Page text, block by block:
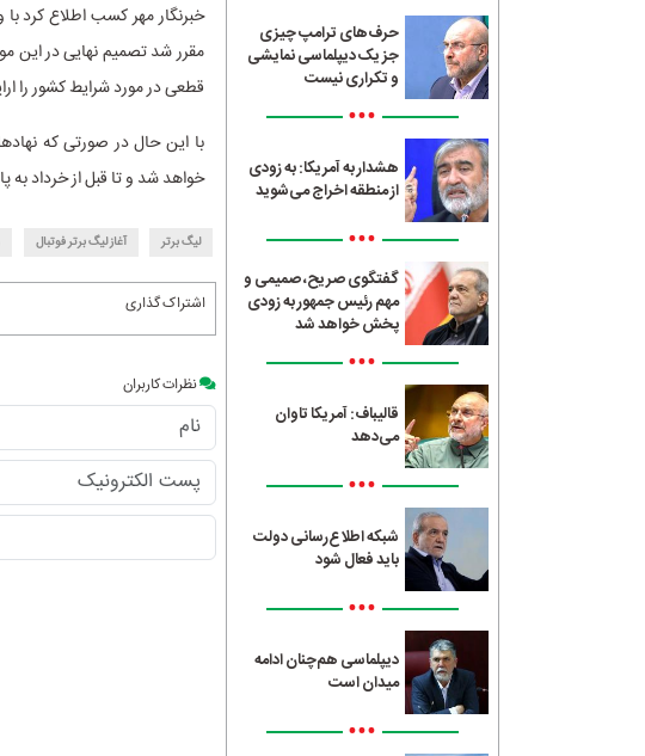
حرف‌های ترامپ چیزی
جز یک دیپلماسی نمایشی
و تکراری نیست
•••
هشدار به آمریکا: به زودی
از منطقه اخراج می‌شوید
•••
گفتگوی صریح، صمیمی و
مهم رئیس جمهور به زودی
پخش خواهد شد
•••
قالیباف: آمریکا تاوان
می‌دهد
•••
شبکه اطلاع‌رسانی دولت
باید فعال شود
•••
دیپلماسی هم‌چنان ادامه
میدان است
•••
خبرنگار مهر کسب اطلاع کرد
مقرر شد تصمیم نهایی در این
قطعی در مورد شرایط کشور را
با این حال در صورتی که
خواهد شد و تا قبل از خرداد به
لیگ برتر آغاز لیگ برتر فوتبال
اشتراک گذاری
نظرات کاربران